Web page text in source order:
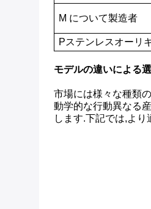
M について製造者
Pステンレスオー リ
モデルの違いによる
市場には様々な種類
動学的な行動異なる
します.下記では,よ